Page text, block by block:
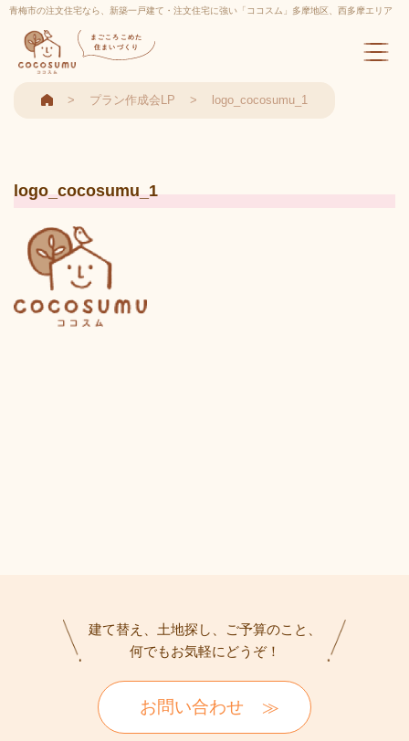
青梅市の注文住宅なら、新築一戸建て・注文住宅に強い「ココスム」多摩地区、西多摩エリア
実績多数
まごころこめた
住まいづくり
プラン作成会LP logo_cocosumu_1
logo_cocosumu_1
建て替え、土地探し、ご予算のこと、
何でもお気軽にどうぞ！
お問い合わせ